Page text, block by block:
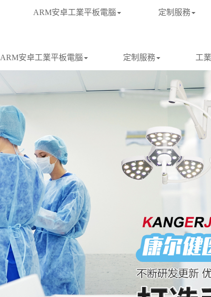
ARM安卓工業平板電腦 定制服務
ARM安卓工業平板電腦 定制服務 工